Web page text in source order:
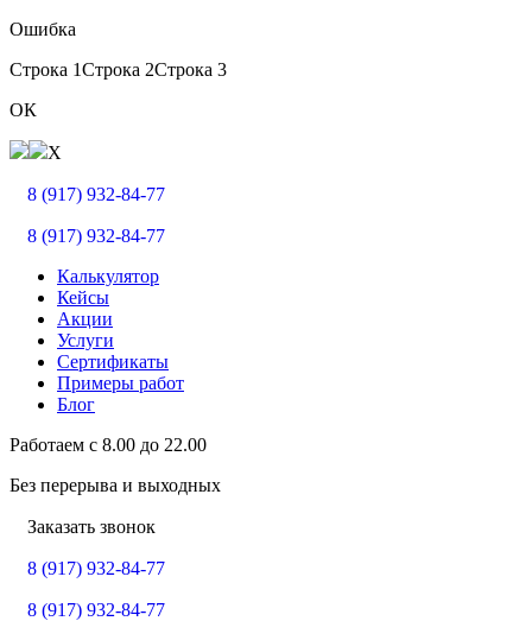
Ошибка
Строка 1Строка 2Строка 3
ОК
X
8 (917) 932-84-77
8 (917) 932-84-77
Калькулятор
Кейсы
Акции
Услуги
Сертификаты
Примеры работ
Блог
Работаем с 8.00 до 22.00
Без перерыва и выходных
Заказать звонок
8 (917) 932-84-77
8 (917) 932-84-77